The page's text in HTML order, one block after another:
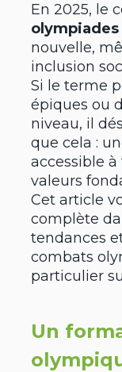
En 2025, le
olympiades
nouvelle,
inclusion
Si le terme
épiques ou
niveau, il
que cela :
accessible à
valeurs
Cet article
complète
tendances
combats
particulier
Un